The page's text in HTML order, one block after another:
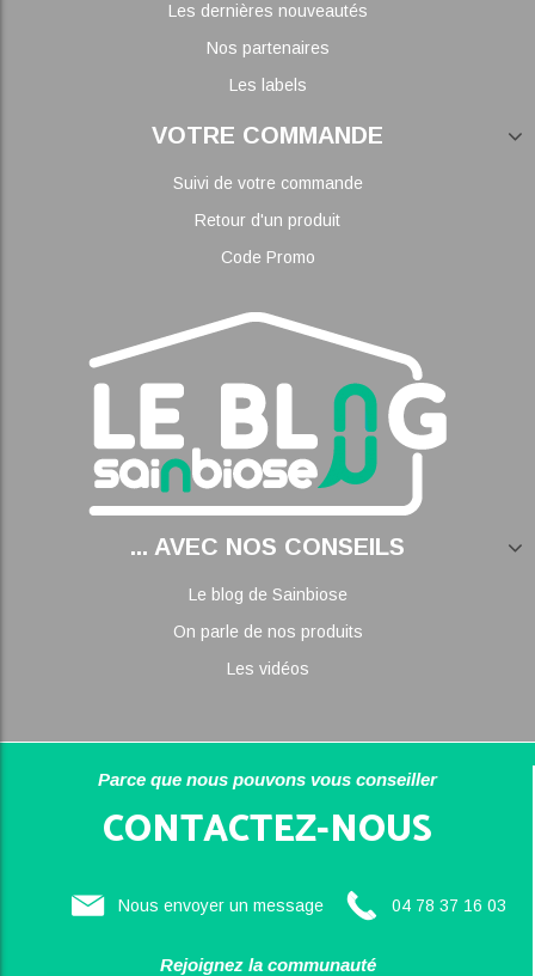
Les dernières nouveautés
Nos partenaires
Les labels
VOTRE COMMANDE
Suivi de votre commande
Retour d'un produit
Code Promo
... AVEC NOS CONSEILS
Le blog de Sainbiose
On parle de nos produits
Les vidéos
Parce que nous pouvons vous conseiller
CONTACTEZ-NOUS
Nous envoyer un message 04 78 37 16 03
Rejoignez la communauté